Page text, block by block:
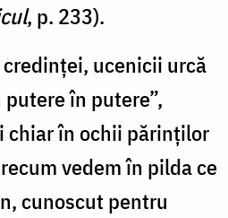
, p. 233).
ucenicii urcă
în putere”,
chiar în ochii părinților
vedem în pilda ce
cunoscut pentru